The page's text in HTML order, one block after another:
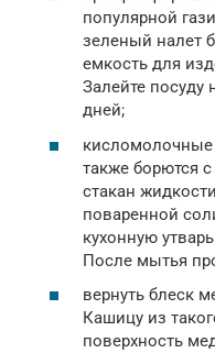
популярной
зеленый налет
емкость для
Залейте посуду
дней;
также борются
стакан
поваренной
кухонную
После мытья
вернуть блеск
Кашицу из
поверхность